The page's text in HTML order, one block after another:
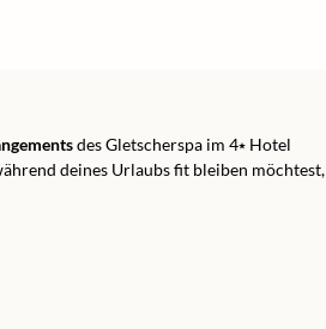
des Gletscherspa im 4⭑ Hotel
deines Urlaubs fit bleiben möchtest,